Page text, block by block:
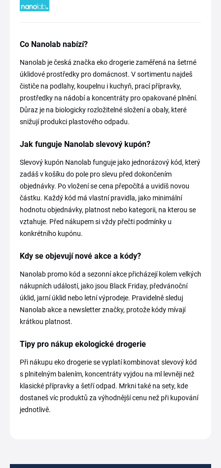
Co Nanolab nabízí?
Nanolab je česká značka eko drogerie zaměřená na šetrné
úklidové prostředky pro domácnost. V sortimentu najdeš
čističe na podlahy, koupelnu i kuchyň, prací přípravky,
prostředky na nádobí a koncentráty pro opakované plnění.
Důraz je na biologicky rozložitelné složení a obaly, které
snižují produkci plastového odpadu.
Jak funguje Nanolab slevový kupón?
Slevový kupón Nanolab funguje jako jednorázový kód, který
zadáš v košíku do pole pro slevu před dokončením
objednávky. Po vložení se cena přepočítá a uvidíš novou
částku. Každý kód má vlastní pravidla, jako minimální
hodnotu objednávky, platnost nebo kategorii, na kterou se
vztahuje. Před nákupem si vždy přečti podmínky u
konkrétního kupónu.
Kdy se objevují nové akce a kódy?
Nanolab promo kód a sezonní akce přicházejí kolem velkých
nákupních událostí, jako jsou Black Friday, předvánoční
úklid, jarní úklid nebo letní výprodeje. Pravidelně sleduj
Nanolab akce a newsletter značky, protože kódy mívají
krátkou platnost.
Tipy pro nákup ekologické drogerie
Při nákupu eko drogerie se vyplatí kombinovat slevový kód
s plnitelným balením, koncentráty vyjdou na ml levněji než
klasické přípravky a šetří odpad. Mrkni také na sety, kde
dostaneš víc produktů za výhodnější cenu než při kupování
jednotlivě.